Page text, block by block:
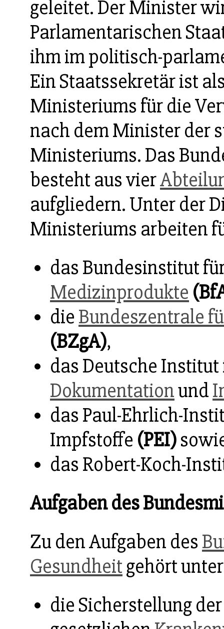
geleitet. Der Minister
Parlamentarischen
ihm im politisch-
Ein Staatssekretär ist
Ministeriums für die
nach dem Minister der
Ministeriums. Das
besteht aus vier
aufgliedern. Unter der
Ministeriums arbeiten
das Bundesinstitut
Medizinprodukte
die Bundeszentrale
(BZgA),
das Deutsche
Dokumentationund
das Paul-Ehrlich-
Impfstoffe (PEI)
das Robert-Koch-
Aufgaben des
Zu den Aufgaben des
Gesundheitgehört
die Sicherstellung